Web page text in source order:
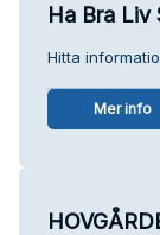
Ha Bra Liv
Hitta
Mer info